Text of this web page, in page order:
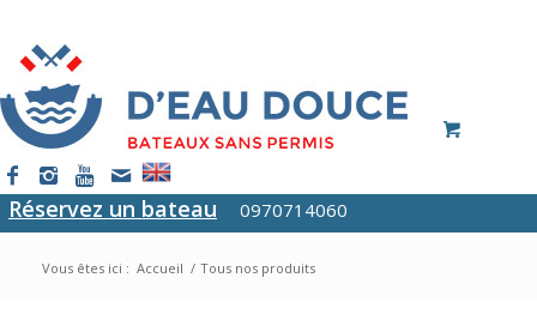
Réservez un bateau 0970714060
Vous êtes ici : Accueil / Tous nos produits